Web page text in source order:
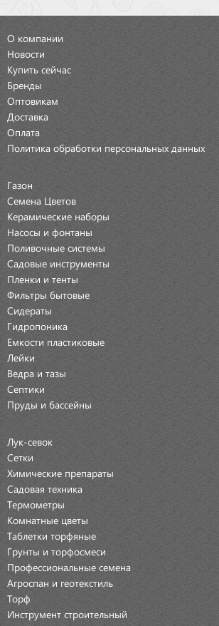
О компании
Новости
Купить сейчас
Бренды
Оптовикам
Доставка
Оплата
Политика обработки персональных данных
Газон
Семена Цветов
Керамические наборы
Насосы и фонтаны
Поливочные системы
Садовые инструменты
Пленки и тенты
Фильтры бытовые
Сидераты
Гидропоника
Емкости пластиковые
Лейки
Ведра и тазы
Септики
Пруды и бассейны
Лук-севок
Сетки
Химические препараты
Садовая техника
Термометры
Комнатные цветы
Таблетки торфяные
Грунты и торфосмеси
Профессиональные семена
Агроспан и геотекстиль
Торф
Инструмент строительный